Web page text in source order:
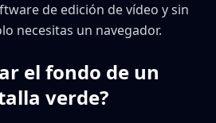
de edición de vídeo y sin
necesitas un navegador.
el fondo de un
verde?